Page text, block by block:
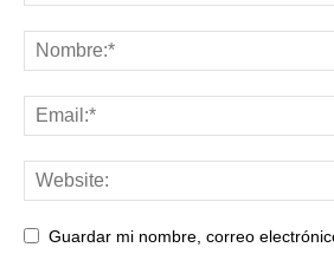
Guardar mi nombre, correo